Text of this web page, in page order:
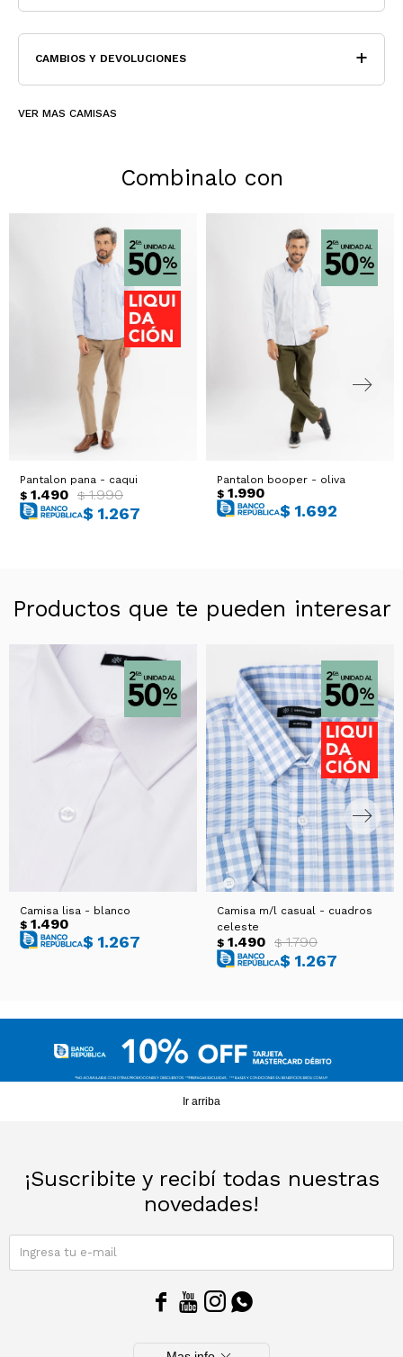
CAMBIOS Y DEVOLUCIONES
VER MAS CAMISAS
Combinalo con
Pantalon pana - caqui
$ 1.490 $ 1.990
$ 1.267
Pantalon booper - oliva
$ 1.990
$ 1.692
Productos que te pueden interesar
Camisa lisa - blanco
$ 1.490
$ 1.267
Camisa m/l casual - cuadros
celeste
$ 1.490 $ 1.790
$ 1.267
Ir arriba
¡Suscribite y recibí todas nuestras
novedades!
   